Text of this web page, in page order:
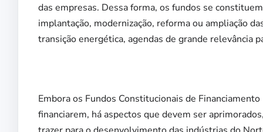
das empresas. Dessa forma, os fundos se
implantação, modernização, reforma ou ampliação
transição energética, agendas de grande relevância
Embora os Fundos Constitucionais de
financiarem, há aspectos que devem ser